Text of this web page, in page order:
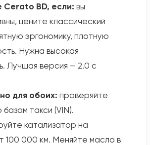
Cerato BD, если: вы
цените классический
эргономику, плотную
Нужна высокая
Лучшая версия — 2.0 с
для обоих: проверяйте
такси (VIN).
катализатор на
100 000 км. Меняйте масло в